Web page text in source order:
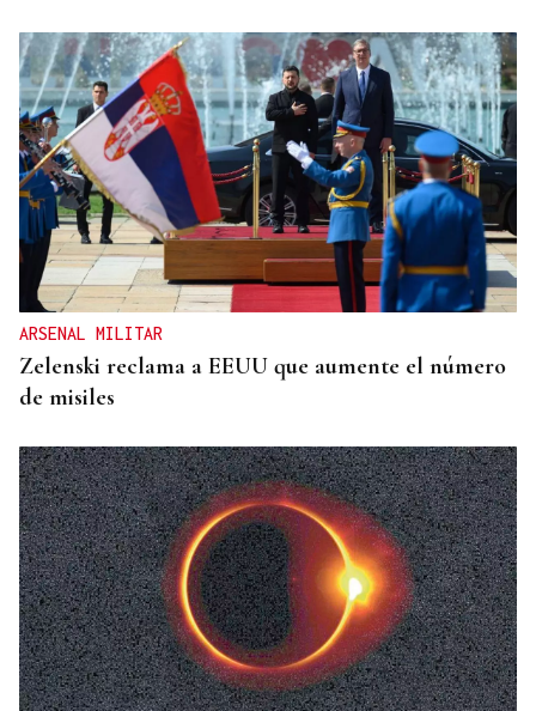
DIA DE GALICIA
Naturales de Galicia celebra el dia de la Patria
gallega venerando al Apóstol Santiago
ARSENAL MILITAR
Zelenski reclama a EEUU que aumente el número
de misiles